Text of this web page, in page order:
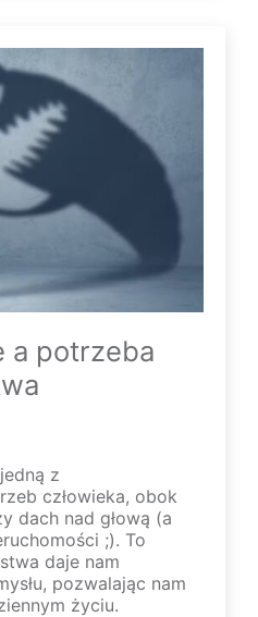
a potrzeba
z
człowieka, obok
dach nad głową (a
;). To
daje nam
pozwalając nam
życiu.